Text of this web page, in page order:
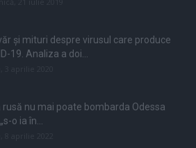
și mituri despre virusul care produce
19. Analiza a doi...
rusă nu mai poate bombarda Odessa
o ia în...